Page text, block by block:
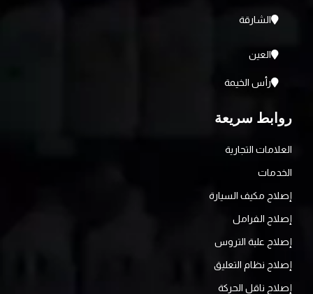
الشارقة
العين
رأس الخيمة
روابط سريعة
العلامات التجارية
الخدمات
إصلاح مكيف السيارة
إصلاح الفرامل
إصلاح علبة التروس
إصلاح نظام التعليق
إصلاح ناقل الحركة